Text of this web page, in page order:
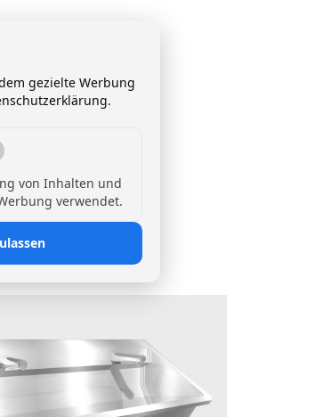
gezielte Werbung
von Inhalten und
verwendet.